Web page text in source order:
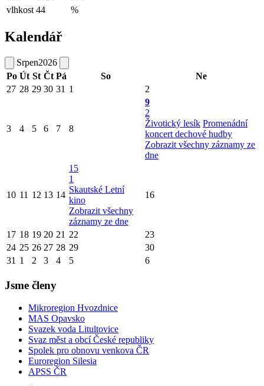
vlhkost 44 %
Kalendář
Srpen2026
Po Út St Čt Pá So
Ne
27 28 29 30 31 1 2
3 4 5 6 7 8
9
2
Životický lesík Promenádní
koncert dechové hudby
Zobrazit všechny záznamy ze
dne
10 11 12 13 14
15
1
Skautské Letní
kino
Zobrazit všechny
záznamy ze dne
16
17 18 19 20 21 22
23
24 25 26 27 28 29
30
31 1 2 3 4 5 6
Jsme členy
Mikroregion Hvozdnice
MAS Opavsko
Svazek voda Litultovice
Svaz měst a obcí České republiky
Spolek pro obnovu venkova ČR
Euroregion Silesia
APSS ČR